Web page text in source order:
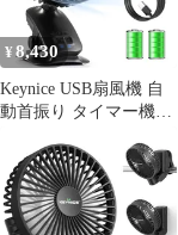
¥ 8,430
Keynice USB扇風機 自
動首振り タイマー機能
小型 リズム 充電式 節
電 壁掛け USBファン
風量4段階調節 長時間
連続使用 日本語取扱説